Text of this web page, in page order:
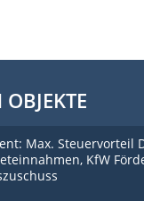
Max. Steuervorteil
KfW